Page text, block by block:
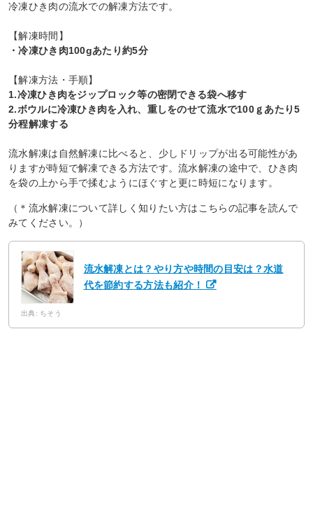
冷凍ひき肉の流水での解凍方法です。
【解凍時間】
・冷凍ひき肉100gあたり約5分
【解凍方法・手順】
1.冷凍ひき肉をジップロック等の密閉できる袋へ移す
2.ボウルに冷凍ひき肉を入れ、重しをのせて流水で100ｇあたり5
分程解凍する
流水解凍は自然解凍に比べると、少しドリップが出る可能性があ
りますが時短で解凍できる方法です。流水解凍の途中で、ひき肉
を袋の上から手で揉むようにほぐすと更に時短になります。
（＊流水解凍について詳しく知りたい方はこちらの記事を読んで
みてください。）
流水解凍とは？やり方や時間の目安は？水道
代を節約する方法も紹介！
出典: ちそう